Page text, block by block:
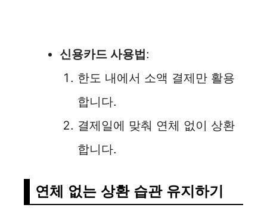
신용카드 사용법:
한도 내에서 소액 결제만 활용
합니다.
결제일에 맞춰 연체 없이 상환
합니다.
연체 없는 상환 습관 유지하기